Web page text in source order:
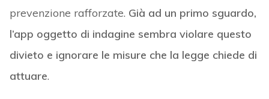
prevenzione rafforzate. Già ad un primo sguardo,
l’app oggetto di indagine sembra violare questo
divieto e ignorare le misure che la legge chiede di
attuare.